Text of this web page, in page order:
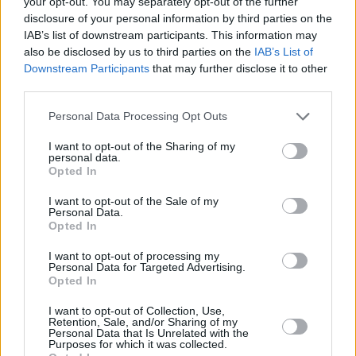
disclosure of your personal information by third parties on the
IAB’s list of downstream participants. This information may
also be disclosed by us to third parties on the IAB’s List of
Downstream Participants that may further disclose it to other
Personal Data Processing Opt Outs
I want to opt-out of the Sharing of my
personal data.
Opted In
I want to opt-out of the Sale of my
Personal Data.
Opted In
I want to opt-out of processing my
Personal Data for Targeted Advertising.
Opted In
I want to opt-out of Collection, Use,
Retention, Sale, and/or Sharing of my
Personal Data that Is Unrelated with the
Purposes for which it was collected.
per chiunque desideri migliorare la salute e
l’aspetto della propria pelle in modo semplice ed
accessibile.
Sito web ufficiale Eslow Age
Sito Ufficiale
Se sei interessato ad acquistare Eslow Age e
sperimentare i suoi benefici sulla tua pelle, ti